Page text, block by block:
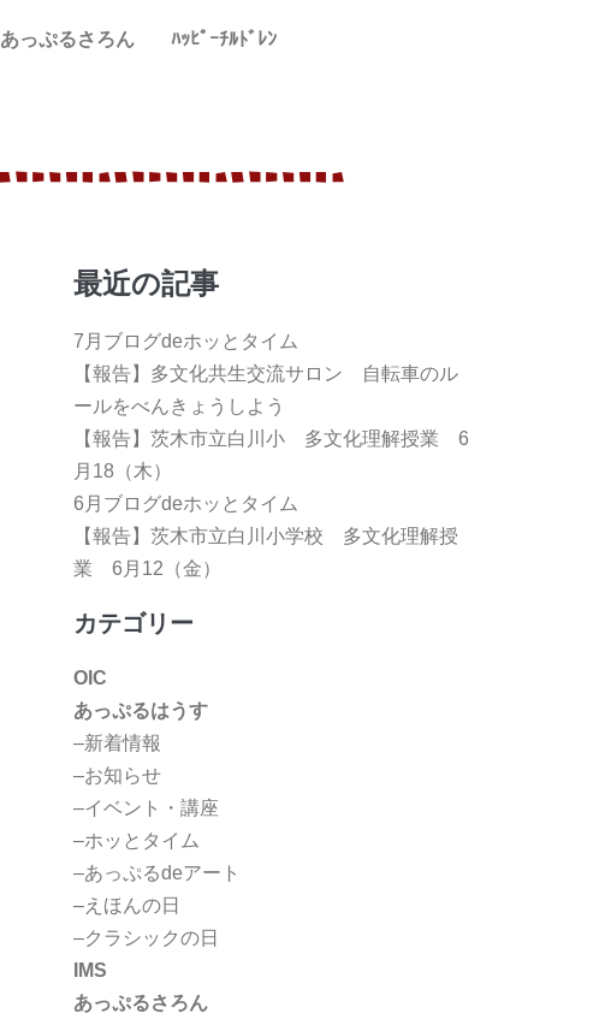
あっぷるさろん ﾊｯﾋﾟｰﾁﾙﾄﾞﾚﾝ
最近の記事
7月ブログdeホッとタイム
【報告】多文化共生交流サロン 自転車のル
ールをべんきょうしよう
【報告】茨木市立白川小 多文化理解授業 6
月18（木）
6月ブログdeホッとタイム
【報告】茨木市立白川小学校 多文化理解授
業 6月12（金）
カテゴリー
OIC
あっぷるはうす
–新着情報
–お知らせ
–イベント・講座
–ホッとタイム
–あっぷるdeアート
–えほんの日
–クラシックの日
IMS
あっぷるさろん